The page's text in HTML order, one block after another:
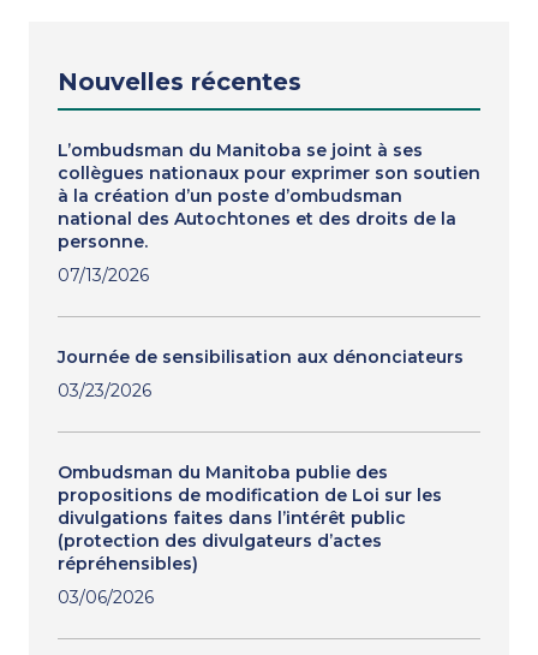
Nouvelles récentes
L’ombudsman du Manitoba se joint à ses
collègues nationaux pour exprimer son soutien
à la création d’un poste d’ombudsman
national des Autochtones et des droits de la
personne.
07/13/2026
Journée de sensibilisation aux dénonciateurs
03/23/2026
Ombudsman du Manitoba publie des
propositions de modification de Loi sur les
divulgations faites dans l’intérêt public
(protection des divulgateurs d’actes
répréhensibles)
03/06/2026